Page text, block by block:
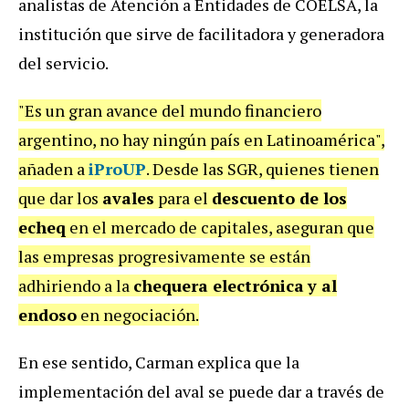
analistas de Atención a Entidades de COELSA, la
institución que sirve de facilitadora y generadora
del servicio.
"Es un gran avance del mundo financiero
argentino, no hay ningún país en Latinoamérica",
añaden aiProUP.Desde las SGR, quienes tienen
que dar los avales para el descuento de los
echeq en el mercado de capitales, aseguran que
las empresas progresivamente se están
adhiriendo a la chequera electrónicay al
endoso en negociación.
En ese sentido, Carman explica que la
implementación del aval se puede dar a través de